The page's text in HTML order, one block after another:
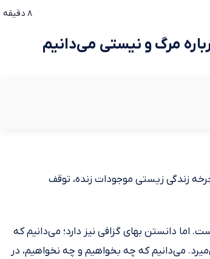
8 دقیقه
مرگ و نیستی می‌دانیم
زندگی زیستی موجودات زنده، توقف
دانستن بهای گزافی نیز دارد؛ می‌دانیم که
می‌دانیم که چه بخواهیم و چه نخواهیم، در